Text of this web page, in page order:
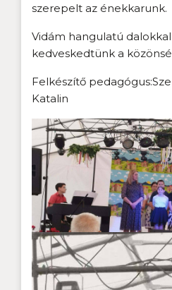
szerepelt az énekkarunk.
Vidám hangulatú
kedveskedtünk a
Felkészítő
Katalin